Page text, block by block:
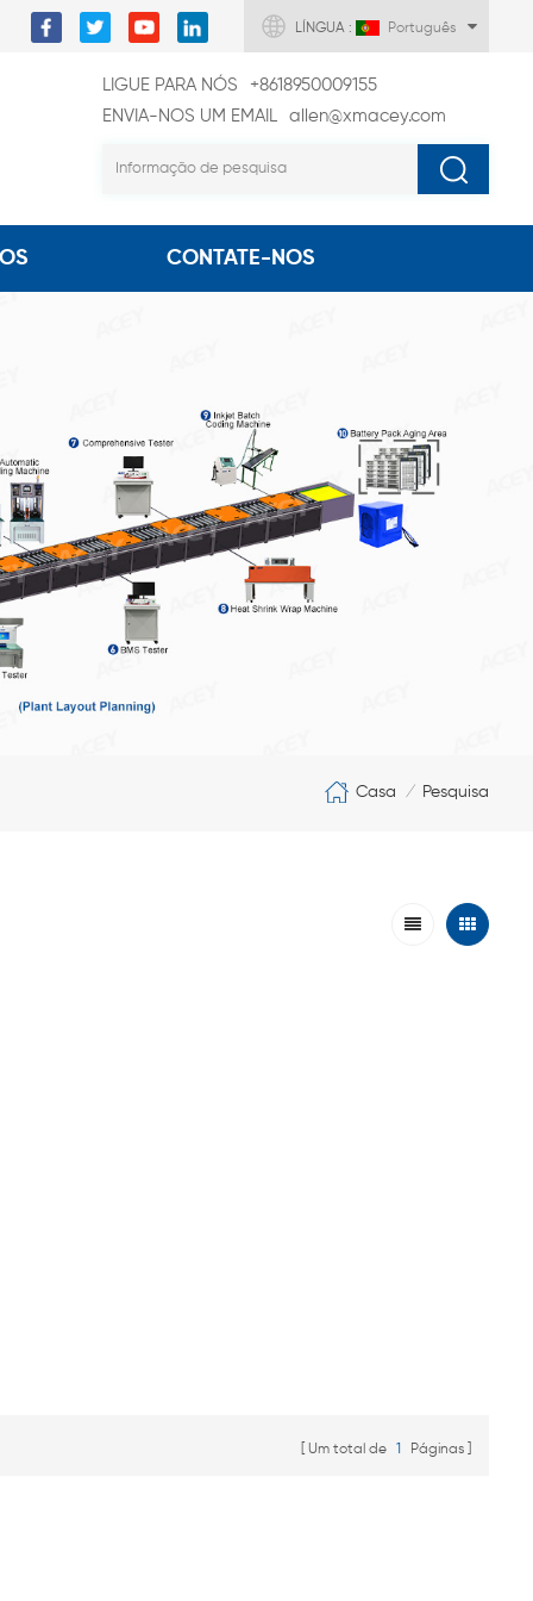
LÍNGUA : Português
LIGUE PARA NÓS
+8618950009155
ENVIA-NOS UM EMAIL
allen@xmacey.com
CONTATE-NOS
Casa / Pesquisa
Um total de 1 Páginas